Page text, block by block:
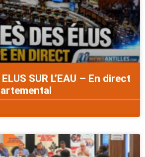
SUR L’EAU – En direct